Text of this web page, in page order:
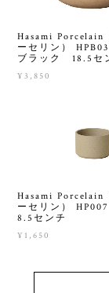
Hasami Porcelain
ーセリン）
ブラック 18.5セ
¥3,850
Hasami Porcelain
ーセリン）
8.5センチ
¥1,650